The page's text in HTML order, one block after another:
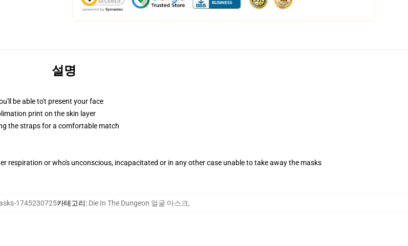
설명
be able to't present your face
print on the skin layer
the straps for a comfortable match
respiration or who's unconscious, incapacitated or in any other case unable to take away the masks
1745230725카테고리: Die In The Dungeon 얼굴 마스크,